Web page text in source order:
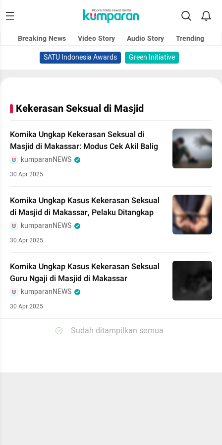
Breaking News Video Story Audio Story
Trending
SATU Indonesia Awards
Green Initiative
Kekerasan Seksual di Masjid
Komika Ungkap Kekerasan Seksual di
Masjid di Makassar: Modus Cek Akil Balig
kumparanNEWS
30 Apr 2025
Komika Ungkap Kasus Kekerasan Seksual
di Masjid di Makassar, Pelaku Ditangkap
kumparanNEWS
30 Apr 2025
Komika Ungkap Kasus Kekerasan Seksual
Guru Ngaji di Masjid di Makassar
kumparanNEWS
30 Apr 2025
Sudah ditampilkan semua